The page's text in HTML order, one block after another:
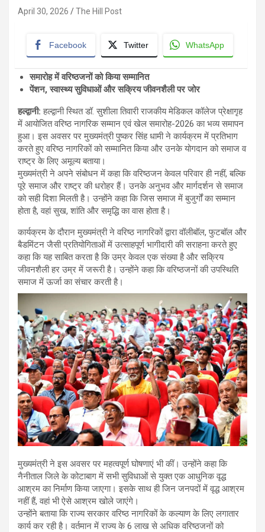
April 30, 2026 The Hill Post
Facebook Twitter WhatsApp
समारोह में वरिष्ठजनों को किया सम्मानित
पेंशन,स्वास्थ्य सुविधाओं और सक्रिय जीवनशैली पर जोर
हल्द्वानी:हल्द्वानी स्थित डॉ. सुशीला तिवारी राजकीय मेडिकल कॉलेज प्रेक्षागृह
में आयोजित वरिष्ठ नागरिक सम्मान एवं खेल समारोह-2026 का भव्य समापन
हुआ। इस अवसर पर मुख्यमंत्री पुष्कर सिंह धामी ने कार्यक्रम में प्रतिभाग
करते हुए वरिष्ठ नागरिकों को सम्मानित किया और उनके योगदान को समाज व
राष्ट्र के लिए अमूल्य बताया।
मुख्यमंत्री ने अपने संबोधन में कहा कि वरिष्ठजन केवल परिवार ही नहीं, बल्कि
पूरे समाज और राष्ट्र की धरोहर हैं। उनके अनुभव और मार्गदर्शन से समाज
को सही दिशा मिलती है। उन्होंने कहा कि जिस समाज में बुजुर्गों का सम्मान
होता है, वहां सुख, शांति और समृद्धि का वास होता है।
कार्यक्रम के दौरान मुख्यमंत्री ने वरिष्ठ नागरिकों द्वारा वॉलीबॉल, फुटबॉल और
बैडमिंटन जैसी प्रतियोगिताओं में उत्साहपूर्ण भागीदारी की सराहना करते हुए
कहा कि यह साबित करता है कि उम्र केवल एक संख्या है और सक्रिय
जीवनशैली हर उम्र में जरूरी है। उन्होंने कहा कि वरिष्ठजनों की उपस्थिति
समाज में ऊर्जा का संचार करती है।
मुख्यमंत्री ने इस अवसर पर महत्वपूर्ण घोषणाएं भी कीं। उन्होंने कहा कि
नैनीताल जिले के कोटाबाग में सभी सुविधाओं से युक्त एक आधुनिक वृद्ध
आश्रम का निर्माण किया जाएगा। इसके साथ ही जिन जनपदों में वृद्ध आश्रम
नहीं हैं, वहां भी ऐसे आश्रम खोले जाएंगे।
उन्होंने बताया कि राज्य सरकार वरिष्ठ नागरिकों के कल्याण के लिए लगातार
कार्य कर रही है। वर्तमान में राज्य के 6 लाख से अधिक वरिष्ठजनों को